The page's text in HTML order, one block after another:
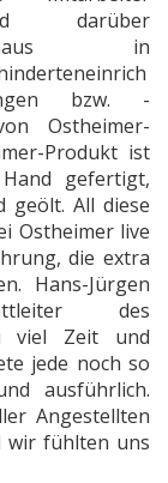
darüber
in
bzw. -
Ostheimer-
Produkt ist
gefertigt,
geölt. All diese
Ostheimer live
die extra
Hans-Jürgen
des
viel Zeit und
jede noch so
ausführlich.
Angestellten
wir fühlten uns